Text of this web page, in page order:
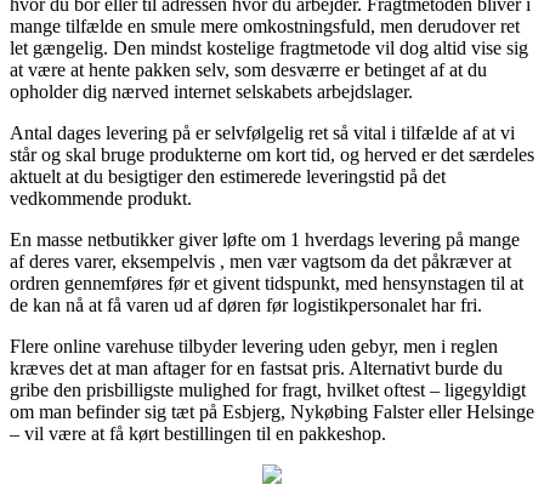
hvor du bor eller til adressen hvor du arbejder. Fragtmetoden bliver i
mange tilfælde en smule mere omkostningsfuld, men derudover ret
let gængelig. Den mindst kostelige fragtmetode vil dog altid vise sig
at være at hente pakken selv, som desværre er betinget af at du
opholder dig nærved internet selskabets arbejdslager.
Antal dages levering på er selvfølgelig ret så vital i tilfælde af at vi
står og skal bruge produkterne om kort tid, og herved er det særdeles
aktuelt at du besigtiger den estimerede leveringstid på det
vedkommende produkt.
En masse netbutikker giver løfte om 1 hverdags levering på mange
af deres varer, eksempelvis , men vær vagtsom da det påkræver at
ordren gennemføres før et givent tidspunkt, med hensynstagen til at
de kan nå at få varen ud af døren før logistikpersonalet har fri.
Flere online varehuse tilbyder levering uden gebyr, men i reglen
kræves det at man aftager for en fastsat pris. Alternativt burde du
gribe den prisbilligste mulighed for fragt, hvilket oftest – ligegyldigt
om man befinder sig tæt på Esbjerg, Nykøbing Falster eller Helsinge
– vil være at få kørt bestillingen til en pakkeshop.